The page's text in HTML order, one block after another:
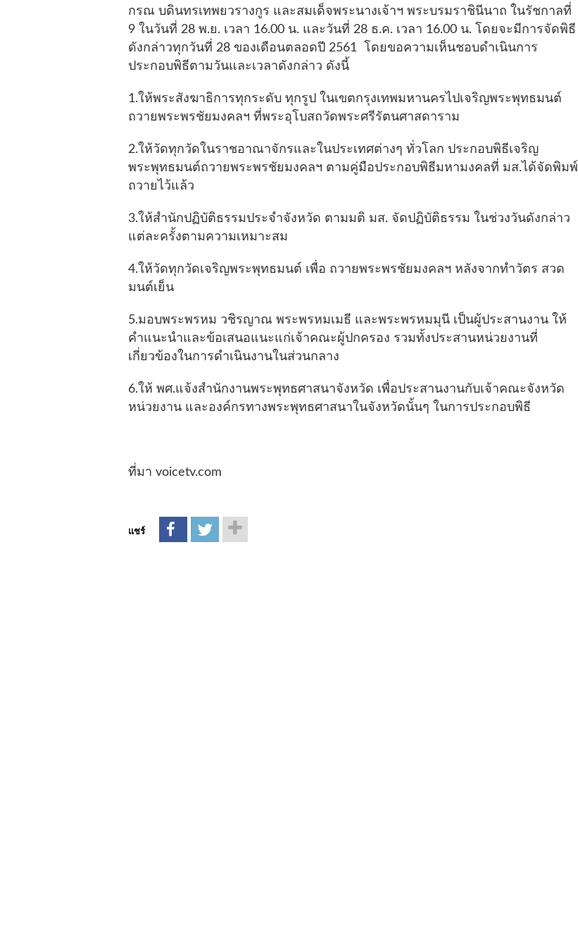
กรณ บดินทรเทพยวรางกูร และสมเด็จพระนางเจ้าฯ พระบรมราชินีนาถ ในรัชกาลที่
9 ในวันที่ 28 พ.ย. เวลา 16.00 น. และวันที่ 28 ธ.ค. เวลา 16.00 น. โดยจะมีการจัดพิธี
ดังกล่าวทุกวันที่ 28 ของเดือนตลอดปี 2561 โดยขอความเห็นชอบดำเนินการ
ประกอบพิธีตามวันและเวลาดังกล่าว ดังนี้
1.ให้พระสังฆาธิการทุกระดับ ทุกรูป ในเขตกรุงเทพมหานครไปเจริญพระพุทธมนต์
ถวายพระพรชัยมงคลฯ ที่พระอุโบสถวัดพระศรีรัตนศาสดาราม
2.ให้วัดทุกวัดในราชอาณาจักรและในประเทศต่างๆ ทั่วโลก ประกอบพิธีเจริญ
พระพุทธมนต์ถวายพระพรชัยมงคลฯ ตามคู่มือประกอบพิธีมหามงคลที่ มส.ได้จัดพิมพ์
ถวายไว้แล้ว
3.ให้สำนักปฏิบัติธรรมประจำจังหวัด ตามมติ มส. จัดปฏิบัติธรรม ในช่วงวันดังกล่าว
แต่ละครั้งตามความเหมาะสม
4.ให้วัดทุกวัดเจริญพระพุทธมนต์ เพื่อ ถวายพระพรชัยมงคลฯ หลังจากทำวัตร สวด
มนต์เย็น
5.มอบพระพรหม วชิรญาณ พระพรหมเมธี และพระพรหมมุนี เป็นผู้ประสานงาน ให้
คำแนะนำและข้อเสนอแนะแก่เจ้าคณะผู้ปกครอง รวมทั้งประสานหน่วยงานที่
เกี่ยวข้องในการดำเนินงานในส่วนกลาง
6.ให้ พศ.แจ้งสำนักงานพระพุทธศาสนาจังหวัด เพื่อประสานงานกับเจ้าคณะจังหวัด
หน่วยงาน และองค์กรทางพระพุทธศาสนาในจังหวัดนั้นๆ ในการประกอบพิธี
ที่มา voicetv.com
แชร์